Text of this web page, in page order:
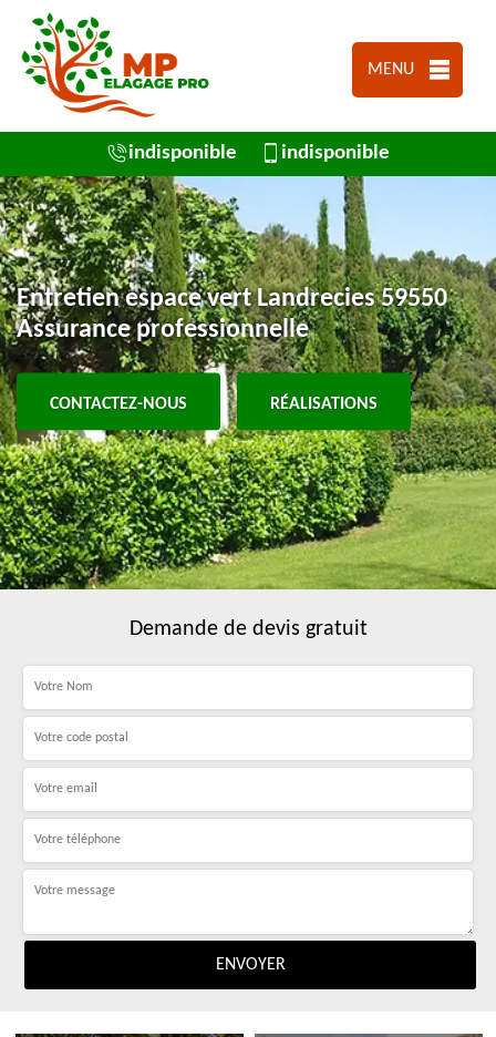
MENU
indisponible indisponible
Entretien espace vert Landrecies 59550
Assurance professionnelle
CONTACTEZ-NOUS RÉALISATIONS
Demande de devis gratuit